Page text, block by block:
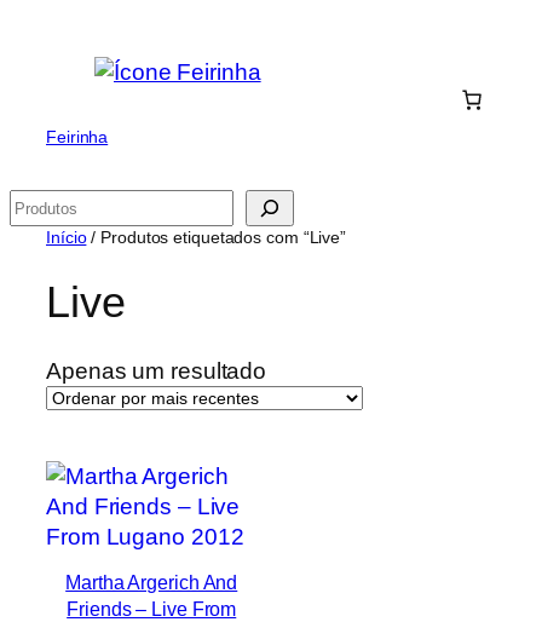
Feirinha
Pesquisar
Início/ Produtos etiquetados com “Live”
Live
Apenas um resultado
Martha Argerich And
Friends – Live From